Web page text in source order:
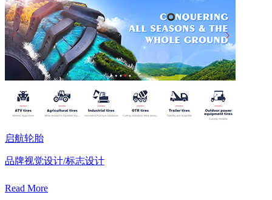
启航轮胎
品牌视觉设计/标志设计
Read More